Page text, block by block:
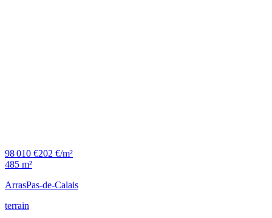
98 010 €202 €/m²
485 m²
ArrasPas-de-Calais
terrain